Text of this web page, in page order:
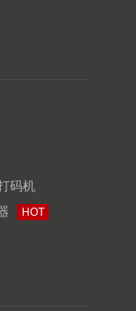
码机
HOT